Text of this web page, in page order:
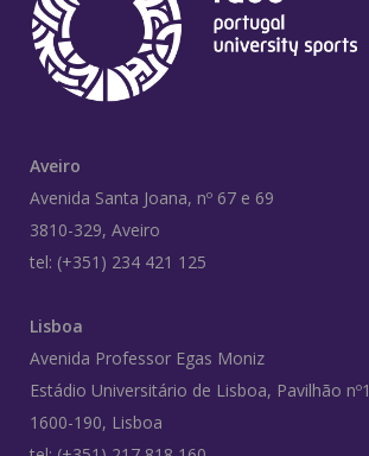
Aveiro
Avenida Santa Joana, nº 67 e 69
3810-329, Aveiro
tel: (+351) 234 421 125
Lisboa
Avenida Professor Egas Moniz
Estádio Universitário de Lisboa, Pavilhão nº1
1600-190, Lisboa